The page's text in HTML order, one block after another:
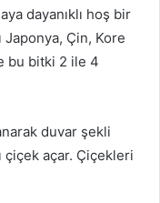
dayanıklı hoş bir
Çin, Kore
bu bitki 2 ile 4
duvar şekli
çiçek açar. Çiçekleri